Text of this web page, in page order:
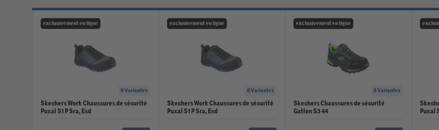
exclusivement en ligne
8 Variantes
Skechers Work Chaussures de sécurité
Puxal S1 P Sra, Esd
exclusivement en ligne
8 Variantes
Skechers Work Chaussures de sécurité
Puxal S1 P Sra, Esd
exclusivement en ligne
8 Variantes
Skechers Chaussures de sécurité
Gatlon S3 44
Puxal